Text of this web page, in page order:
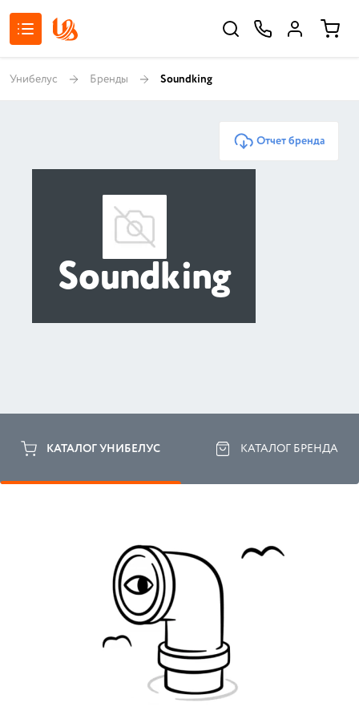
Унибелус Бренды Soundking
Отчет бренда
Soundking
КАТАЛОГ УНИБЕЛУС КАТАЛОГ БРЕНДА